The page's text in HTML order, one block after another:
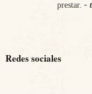
prestar. -
pagar los
Redes sociales